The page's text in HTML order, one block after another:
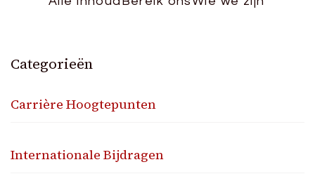
Categorieën
Carrière Hoogtepunten
Internationale Bijdragen